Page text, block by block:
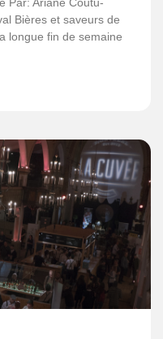
Bières et saveurs de
longue fin de semaine